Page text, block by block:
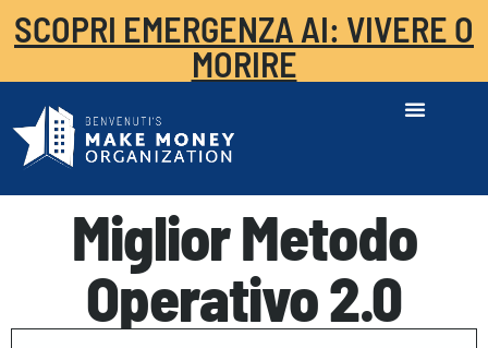
SCOPRI EMERGENZA AI: VIVERE O
MORIRE
Miglior Metodo
Operativo 2.0